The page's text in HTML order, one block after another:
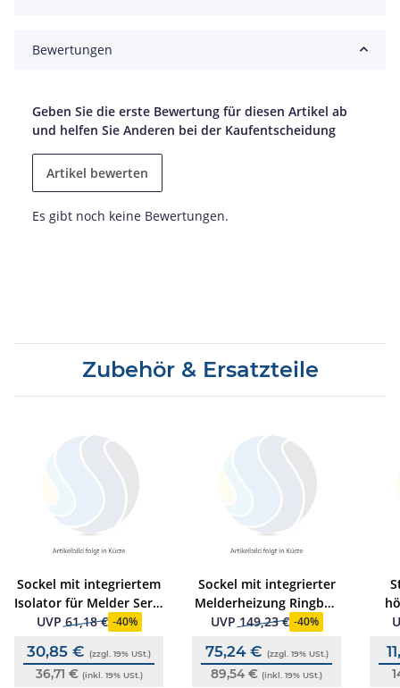
Bewertungen
Geben Sie die erste Bewertung für diesen Artikel ab
und helfen Sie Anderen bei der Kaufentscheidung
Artikel bewerten
Es gibt noch keine Bewertungen.
Zubehör & Ersatzteile
Sockel mit integriertem
Isolator für Melder Serie
700 und OPAL, weiß
UVP61,18 € -40%
30,85 € (zzgl. 19% USt.)
36,71 € (inkl. 19% USt.)
Sockel mit integrierter
Melderheizung Ringbus
Farbe: weiß
UVP 149,23 € -40%
75,24 € (zzgl. 19% USt.)
89,54 € (inkl. 19% USt.)